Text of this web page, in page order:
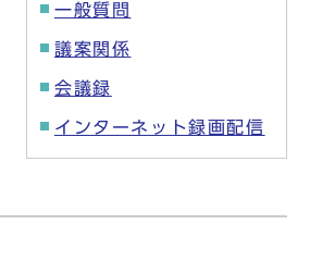
一般質問
議案関係
会議録
インターネット録画配信